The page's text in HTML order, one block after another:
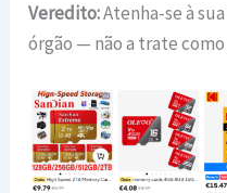
Veredito:Atenha-se à
órgão — não a trate